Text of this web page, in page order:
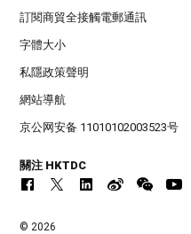
訂閱商貿全接觸電郵通訊
字體大小
私隱政策聲明
網站導航
京公网安备 11010102003523号
關注 HKTDC
© 2026